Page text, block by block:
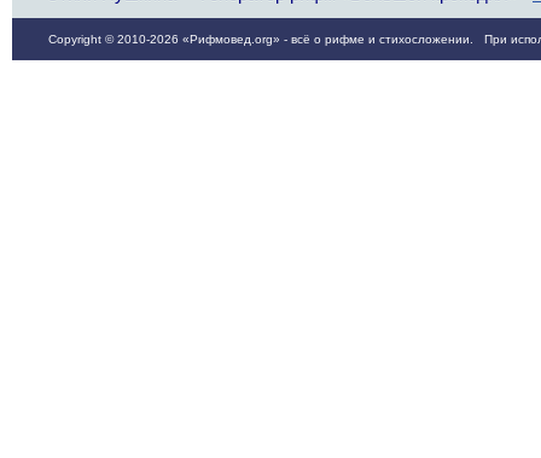
Copyright © 2010-2026 «Рифмовед.org» - всё о рифме и стихосложении. При